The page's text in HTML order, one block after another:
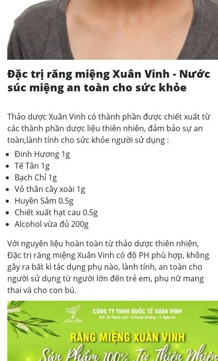
Đặc trị răng miệng Xuân Vinh - Nước
súc miệng an toàn cho sức khỏe
Thảo dược Xuân Vinh có thành phần được chiết xuất từ
các thành phần dược liệu thiên nhiên, đảm bảo sự an
toàn,lành tính cho sức khỏe người sử dụng :
Đinh Hương 1g
Tế Tân 1g
Bạch Chỉ 1g
Vỏ thân cây xoài 1g
Huyền Sâm 0.5g
Chiết xuất hạt cau 0.5g
Alcohol vừa đủ 200g
Với nguyên liệu hoàn toàn từ thảo dược thiên nhiên,
Đặc trị răng miệng Xuân Vinh có độ PH phù hợp, không
gây ra bất kì tác dụng phụ nào, lành tính, an toàn cho
người sử dụng từ người lớn đến trẻ em, phụ nữ mang
thai và cho con bú.